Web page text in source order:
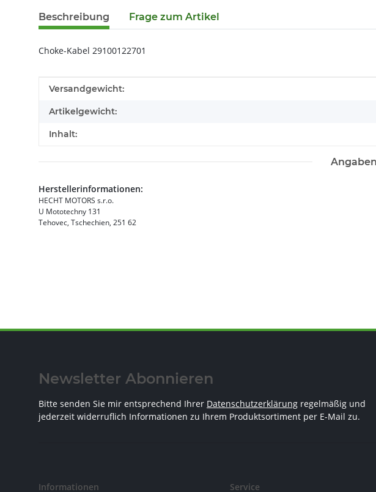
Beschreibung Frage zum Artikel
Choke-Kabel 29100122701
Produkteigenschaft
Wert
Versandgewicht:
Artikelgewicht:
Inhalt:
Herstellerinformationen:
HECHT MOTORS s.r.o.
U Mototechny 131
Tehovec, Tschechien, 251 62
Newsletter Abonnieren
Bitte senden Sie mir entsprechend Ihrer Datenschutzerklärung regelmäßig und
jederzeit widerruflich Informationen zu Ihrem Produktsortiment per E-Mail zu.
Informationen Service